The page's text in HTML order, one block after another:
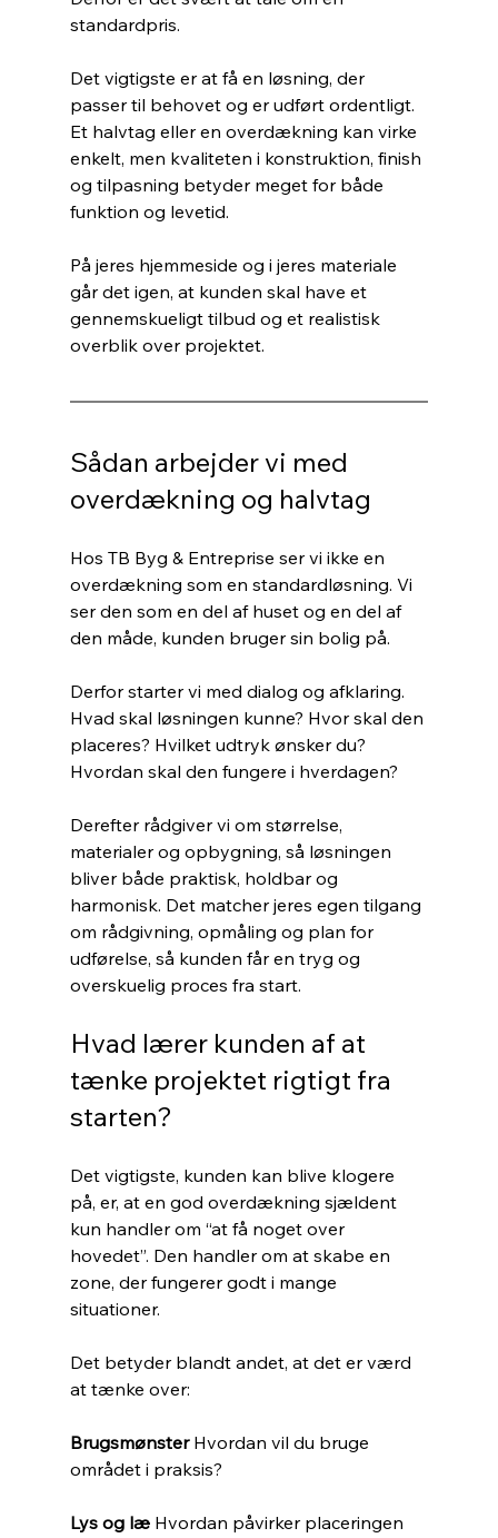
standardpris.
Det vigtigste er at få en løsning, der
passer til behovet og er udført ordentligt.
Et halvtag eller en overdækning kan virke
enkelt, men kvaliteten i konstruktion, finish
og tilpasning betyder meget for både
funktion og levetid.
På jeres hjemmeside og i jeres materiale
går det igen, at kunden skal have et
gennemskueligt tilbud og et realistisk
overblik over projektet.
Sådan arbejder vi med
overdækning og halvtag
Hos TB Byg & Entreprise ser vi ikke en
overdækning som en standardløsning. Vi
ser den som en del af huset og en del af
den måde, kunden bruger sin bolig på.
Derfor starter vi med dialog og afklaring.
Hvad skal løsningen kunne? Hvor skal den
placeres? Hvilket udtryk ønsker du?
Hvordan skal den fungere i hverdagen?
Derefter rådgiver vi om størrelse,
materialer og opbygning, så løsningen
bliver både praktisk, holdbar og
harmonisk. Det matcher jeres egen tilgang
om rådgivning, opmåling og plan for
udførelse, så kunden får en tryg og
overskuelig proces fra start.
Hvad lærer kunden af at
tænke projektet rigtigt fra
starten?
Det vigtigste, kunden kan blive klogere
på, er, at en god overdækning sjældent
kun handler om “at få noget over
hovedet”. Den handler om at skabe en
zone, der fungerer godt i mange
situationer.
Det betyder blandt andet, at det er værd
at tænke over:
Brugsmønster Hvordan vil du bruge
området i praksis?
Lys og læ Hvordan påvirker placeringen